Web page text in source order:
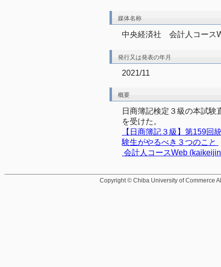
媒体名称
中央経済社　会計人コース
発行又は発表の年月
2021/11
概要
日商簿記検定３級の本試験
を受けた。
【日商簿記３級】第159回
験生がやるべき３つのこと
会計人コースWeb